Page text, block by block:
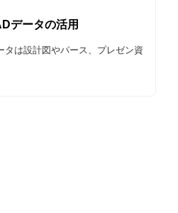
データの活用
タは設計図やパース、プレゼン資